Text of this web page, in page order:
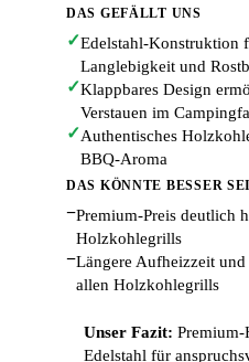
DAS GEFÄLLT UNS
✓Edelstahl-Konstruktion
Langlebigkeit und
✓Klappbares Design
Verstauen im
✓Authentisches
BBQ-Aroma
DAS KÖNNTE BESSER
−Premium-Preis deutlich
Holzkohlegrills
−Längere Aufheizzeit
allen Holzkohlegrills
Unser Fazit:
Edelstahl für